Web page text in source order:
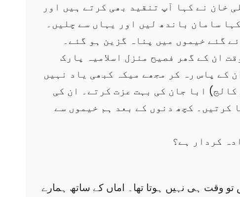
خان نے کہا آپ تنقید بھی کرتے ہیں اور
سامان باندھ لیں اور یہاں سے چلیں۔
گئے خیموں میں پناہ گزین ہو گئے۔
ان کے گھر فصیح منزل اسلامیہ پارک
کے پاس رہ کر مجھے میکہ کبھی یاد نہیں
ابا جان کی بہت عزت کرتے۔ ان کی
کرتیں۔ کچھ دنوں کے بعد ہم خیموں سے
کردار ہے؟
وقت ہی نہیں ہوتا تھا۔ اماں کے ساتھ ہمارے